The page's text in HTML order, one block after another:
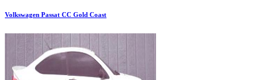
Volkswagen Passat CC Gold Coast